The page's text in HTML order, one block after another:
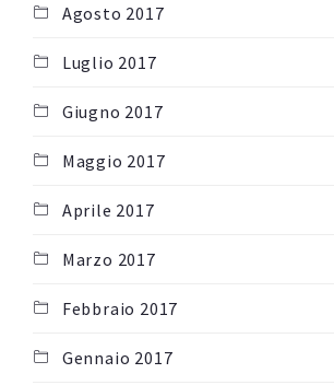
Agosto 2017
Luglio 2017
Giugno 2017
Maggio 2017
Aprile 2017
Marzo 2017
Febbraio 2017
Gennaio 2017